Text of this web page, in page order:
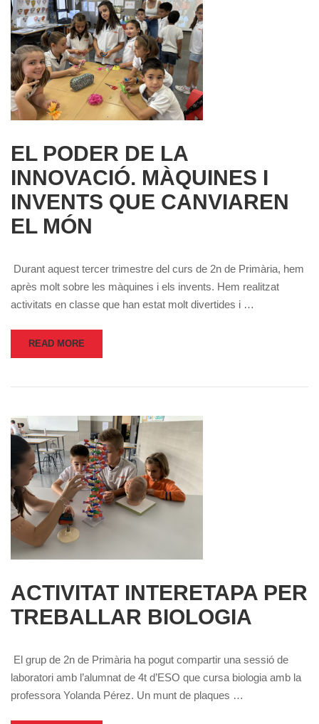
EL PODER DE LA
INNOVACIÓ. MÀQUINES I
INVENTS QUE CANVIAREN
EL MÓN
Durant aquest tercer trimestre del curs de 2n de Primària, hem
après molt sobre les màquines i els invents. Hem realitzat
activitats en classe que han estat molt divertides i …
READ MORE
ACTIVITAT INTERETAPA PER
TREBALLAR BIOLOGIA
El grup de 2n de Primària ha pogut compartir una sessió de
laboratori amb l’alumnat de 4t d’ESO que cursa biologia amb la
professora Yolanda Pérez. Un munt de plaques …